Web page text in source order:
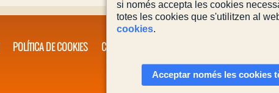
POLÍTICA DE COOKIES CONTACTA'NS
si només accepta les cookies
totes les cookies que s'utilitzen al
cookies.
Acceptar només les cookies